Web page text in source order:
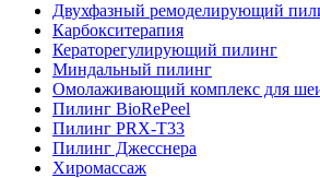
Двухфазный ремоделирующий
Карбокситерапия
Кераторегулирующий пилинг
Миндальный пилинг
Омолаживающий комплекс для шеи
Пилинг BioRePeel
Пилинг PRX-T33
Пилинг Джесснера
Хиромассаж